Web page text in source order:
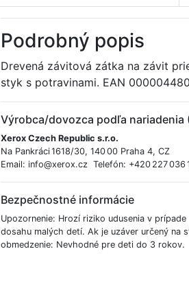
Podrobný popis
Drevená závitová zátka na závit
styk s potravinami. EAN
Výrobca/dovozca podľa nariadenia
Xerox Czech Republic s.r.o.
Na Pankráci 1618/30, 140 00 Praha 4, CZ
Email: info@xerox.cz Telefón: +420 227
Bezpečnostné informácie
Upozornenie: Hrozí riziko udusenia v
dosahu malých detí. Ak je uzáver určený na
obmedzenie: Nevhodné pre deti do 3 rokov.